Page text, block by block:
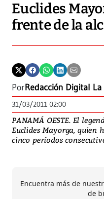
Euclides
frente de la
PorRedacción Digital
31/03/2011 02:00
PANAMÁ OESTE. El
Euclides Mayorga, quien
cinco períodos
Encuentra más de
de